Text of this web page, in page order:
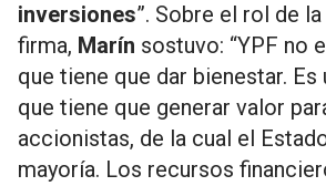
inversiones”. Sobre el rol de la
firma, Marín sostuvo: “YPF no
que tiene que dar bienestar. Es
que tiene que generar valor
accionistas, de la cual el
mayoría. Los recursos